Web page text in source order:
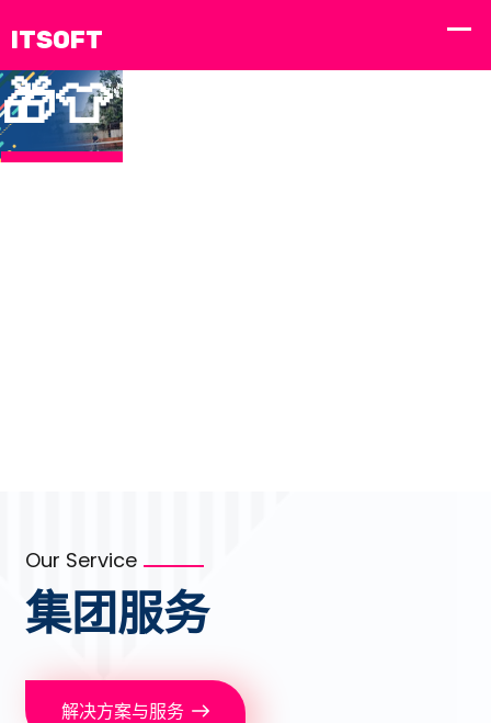
🎁👕
zhou bian hao wu fen si zhuan shu
🔥⚽️
激情
赛
️ ji
qing
sai
我
们
📱🏀
直播
时
zhi bo
shi ke
sui shi
问
题
反
Our Service
集团服务
解决方案与服务